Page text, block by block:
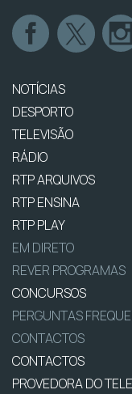
NOTÍCIAS
DESPORTO
TELEVISÃO
RÁDIO
RTP ARQUIVOS
RTP ENSINA
RTP PLAY
EM DIRETO
REVER PROGRAMAS
CONCURSOS
PERGUNTAS
CONTACTOS
CONTACTOS
PROVEDORA DO